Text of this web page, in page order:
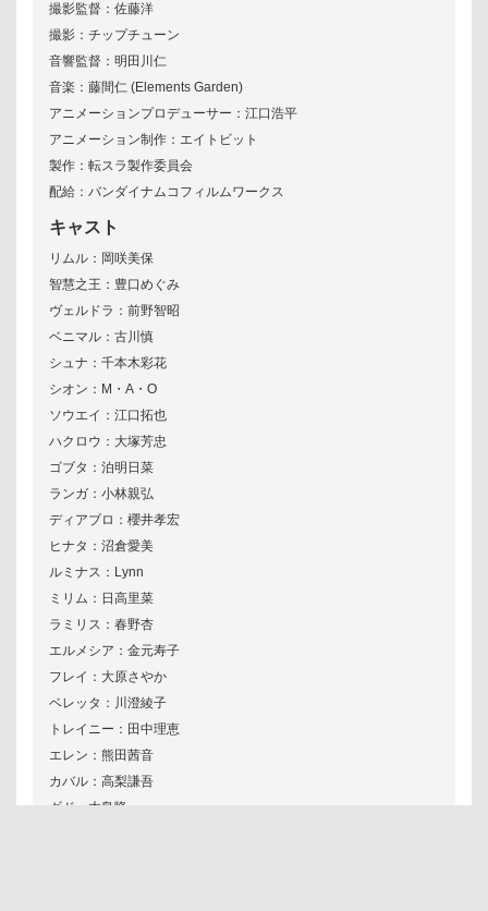
撮影監督：佐藤洋
撮影：チップチューン
音響監督：明田川仁
音楽：藤間仁 (Elements Garden)
アニメーションプロデューサー：江口浩平
アニメーション制作：エイトビット
製作：転スラ製作委員会
配給：バンダイナムコフィルムワークス
キャスト
リムル：岡咲美保
智慧之王：豊口めぐみ
ヴェルドラ：前野智昭
ベニマル：古川慎
シュナ：千本木彩花
シオン：M・A・O
ソウエイ：江口拓也
ハクロウ：大塚芳忠
ゴブタ：泊明日菜
ランガ：小林親弘
ディアブロ：櫻井孝宏
ヒナタ：沼倉愛美
ルミナス：Lynn
ミリム：日高里菜
ラミリス：春野杏
エルメシア：金元寿子
フレイ：大原さやか
ベレッタ：川澄綾子
トレイニー：田中理恵
エレン：熊田茜音
カバル：高梨謙吾
ギド：木島隆一